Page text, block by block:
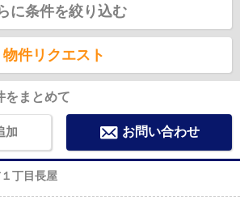
に条件を絞り込む
物件リクエスト
をまとめて
加 お問い合わせ
１丁目長屋